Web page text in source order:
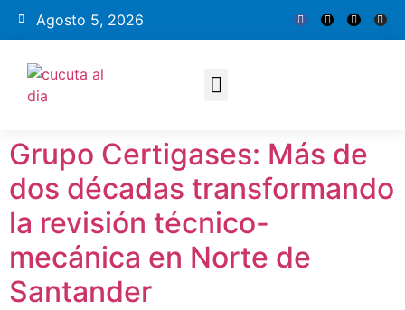
Agosto 5, 2026
Grupo Certigases: Más de
dos décadas transformando
la revisión técnico-
mecánica en Norte de
Santander